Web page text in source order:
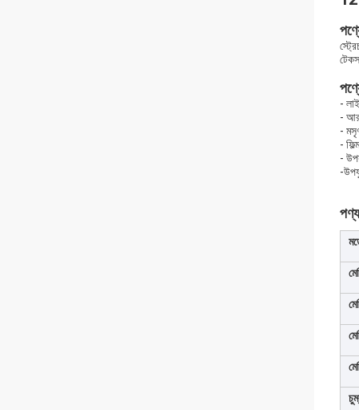
-
-
-
-
-
-